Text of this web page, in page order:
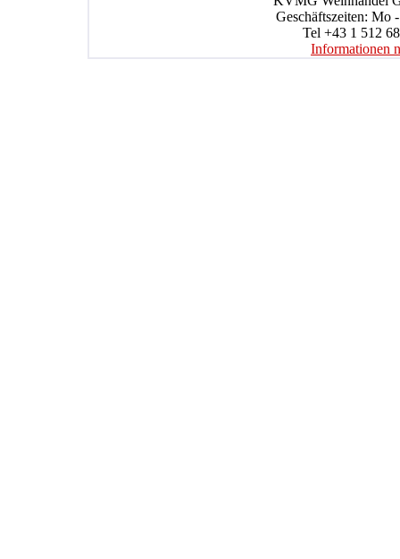
Geschäftszeiten: Mo
Tel +43 1 512
Informationen